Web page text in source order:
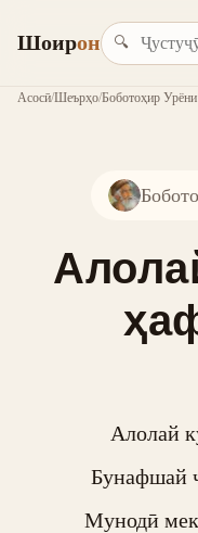
Шоирон 🔍
Асосӣ/Шеърҳо/Боботоҳир
Алолай
Бунафшай
Мунодӣ